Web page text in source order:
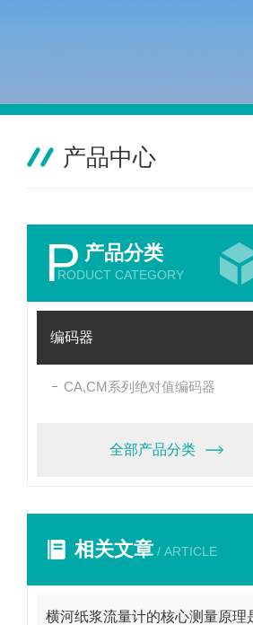
产品中心
P 产品分类
RODUCT CATEGORY
编码器
CA,CM系列绝对值编码器
全部产品分类
相关文章 / ARTICLE